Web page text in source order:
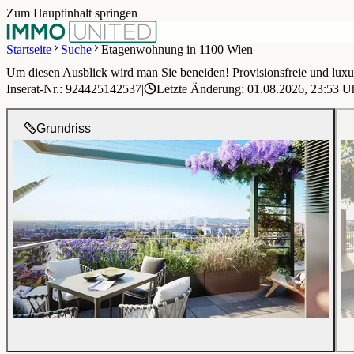
Zum Hauptinhalt springen
Startseite
Suche Etagenwohnung in 1100 Wien
1 / 23
Grundriss
Um diesen Ausblick wird man Sie beneiden! Provisionsfreie und
Inserat-Nr.: 924425142537| Letzte Änderung: 01.08.2026, 23:53